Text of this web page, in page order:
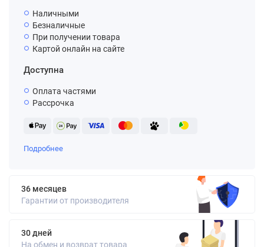
Наличными
Безналичные
При получении товара
Картой онлайн на сайте
Доступна
Оплата частями
Рассрочка
Подробнее
36 месяцев
Гарантии от производителя
30 дней
На обмен и возврат товара